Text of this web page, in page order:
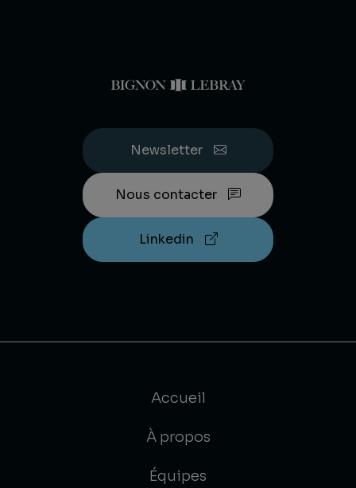
Newsletter
Nous contacter
Linkedin
Accueil
À propos
Équipes